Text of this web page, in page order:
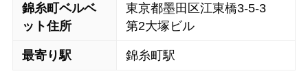
錦糸町ベルベ
ット住所
東京都墨田区江東橋3-5-3
第2大塚ビル
最寄り駅 錦糸町駅